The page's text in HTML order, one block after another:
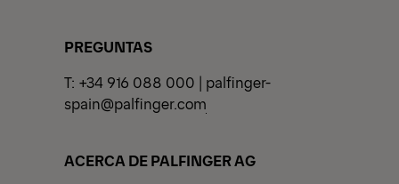
PREGUNTAS
T: +34 916 088 000 | palfinger-
spain@palfinger.com
ACERCA DE PALFINGER AG